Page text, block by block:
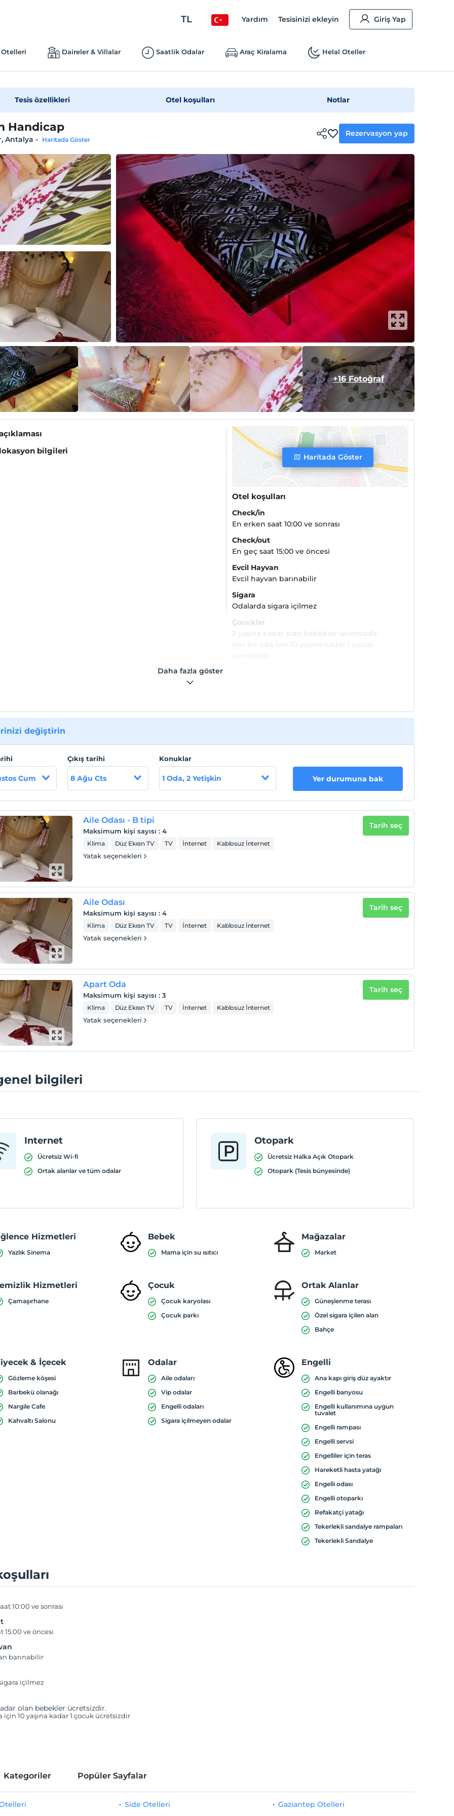
TL Yardım Tesisinizi ekleyin Giriş Yap
Daireler & Villalar Saatlik Odalar Araç Kiralama Helal Oteller
Tesis özellikleri Otel koşulları Notlar
Handicap
Antalya - Haritada Göster
Rezervasyon yap
+16 Fotoğraf
bilgileri
Haritada Göster
Otel koşulları
Check/in
En erken saat 10:00 ve sonrası
Check/out
En geç saat 15:00 ve öncesi
Evcil Hayvan
Evcil hayvan barınabilir
Sigara
Odalarda sigara içilmez
Çocuklar
2 yaşına kadar olan bebekler ücretsizdir.
Daha fazla göster
değiştirin
Cum
Çıkış tarihi
8 Ağu Cts
Konuklar
1 Oda, 2 Yetişkin Yer durumuna bak
Aile Odası - B tipi
Maksimum kişi sayısı :4
Klima Düz Ekran TV TV İnternet Kablosuz İnternet
Yatak seçenekleri
Tarih seç
Aile Odası
Maksimum kişi sayısı :4
Klima Düz Ekran TV TV İnternet Kablosuz İnternet
Yatak seçenekleri
Tarih seç
Apart Oda
Maksimum kişi sayısı :3
Klima Düz Ekran TV TV İnternet Kablosuz İnternet
Yatak seçenekleri
Tarih seç
bilgileri
Internet
Ücretsiz Wi-fi
Ortak alanlar ve tüm odalar
Otopark
Ücretsiz Halka Açık Otopark
Otopark (Tesis bünyesinde)
Hizmetleri
Yazlık Sinema
Bebek
Mama için su ısıtıcı
Mağazalar
Market
Hizmetleri
Çamaşırhane
Çocuk
Çocuk karyolası
Çocuk parkı
Ortak Alanlar
Güneşlenme terası
Özel sigara içilen alan
Bahçe
& İçecek
Gözleme köşesi
Barbekü olanağı
Nargile Cafe
Kahvaltı Salonu
Odalar
Aile odaları
Vip odalar
Engelli odaları
Sigara içilmeyen odalar
Engelli
Ana kapı giriş düz ayaktır
Engelli banyosu
Engelli kullanımına uygun
tuvalet
Engelli rampası
Engelli servsi
Engelliler için teras
Hareketli hasta yatağı
Engelli odası
Engelli otoparkı
Refakatçi yatağı
Tekerlekli sandalye rampaları
Tekerlekli Sandalye
10:00 ve sonrası
15:00 ve öncesi
barınabilir
içilmez
olan bebekler ücretsizdir.
için 10 yaşına kadar 1 çocuk ücretsizdir
Kategoriler Popüler Sayfalar
Side Otelleri Gaziantep Otelleri